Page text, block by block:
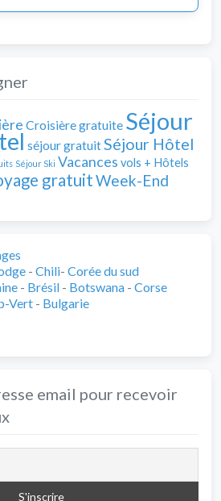
Croisière gratuite Séjour
séjour gratuitSéjour Hôtel
Séjour Ski Vacances vols + Hôtels
gratuitWeek-End
- Chili- Corée du sud
- Brésil - Botswana - Corse
Vert - Bulgarie
email pour recevoir